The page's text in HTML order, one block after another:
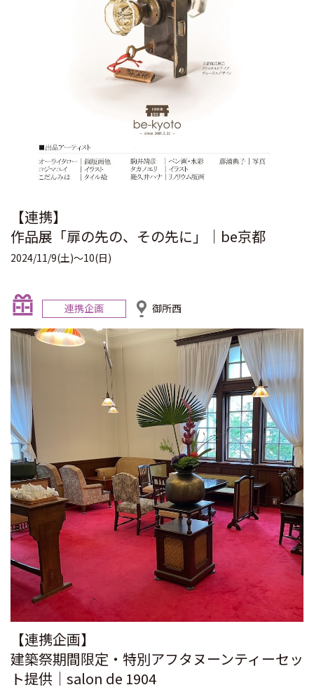
【連携】
作品展「扉の先の、その先に」｜be京都
2024/11/9(土)～10(日)
連携企画 御所西
【連携企画】
建築祭期間限定・特別アフタヌーンティーセッ
ト提供｜salon de 1904